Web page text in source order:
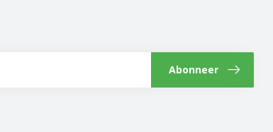
Abonneer